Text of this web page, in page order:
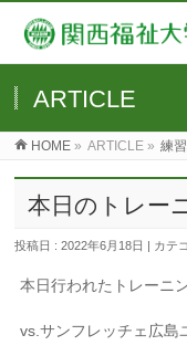
ARTICLE
HOME » ARTICLE » 練
本日のトレー
投稿日 : 2022年6月18日 | カテ
本日行われたトレーニ
vs.サンフレッチェ広島